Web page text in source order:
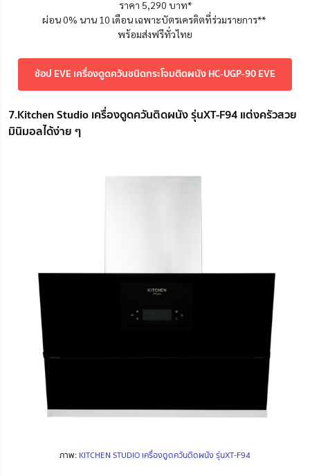
ราคา 5,290 บาท*
ผ่อน 0% นาน 10 เดือน เฉพาะบัตรเครดิตที่ร่วมรายการ**
พร้อมส่งฟรีทั่วไทย
ช้อป EVE เครื่องดูดควันชนิดกระโจมติดผนัง HC-UGP-90 EVE
7.Kitchen Studio เครื่องดูดควันติดผนัง รุ่นXT-F94 แต่งครัวสวย
มินิมอลได้ง่าย ๆ
ภาพ: KITCHEN STUDIO เครื่องดูดควันติดผนัง รุ่นXT-F94